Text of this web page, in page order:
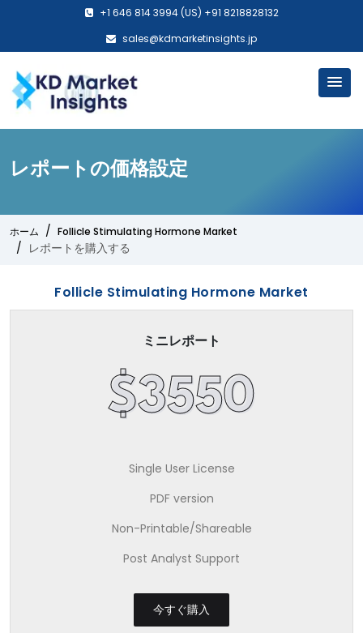
+1 646 814 3994 (US) +91 8218828132
sales@kdmarketinsights.jp
レポートの価格設定
ホーム Follicle Stimulating Hormone Market
レポートを購入する
Follicle Stimulating Hormone Market
ミニレポート
$3550
Single User License
PDF version
Non-Printable/Shareable
Post Analyst Support
今すぐ購入